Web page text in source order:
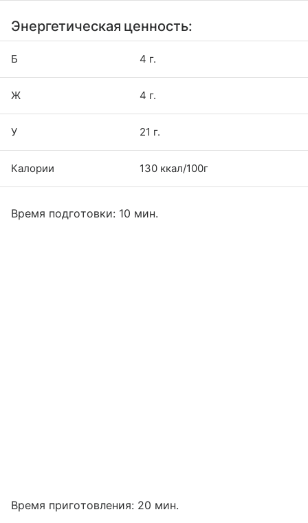
Энергетическая ценность:
Б 4 г.
Ж 4 г.
У 21 г.
Калории 130 ккал/100г
Время подготовки: 10 мин.
Время приготовления: 20 мин.